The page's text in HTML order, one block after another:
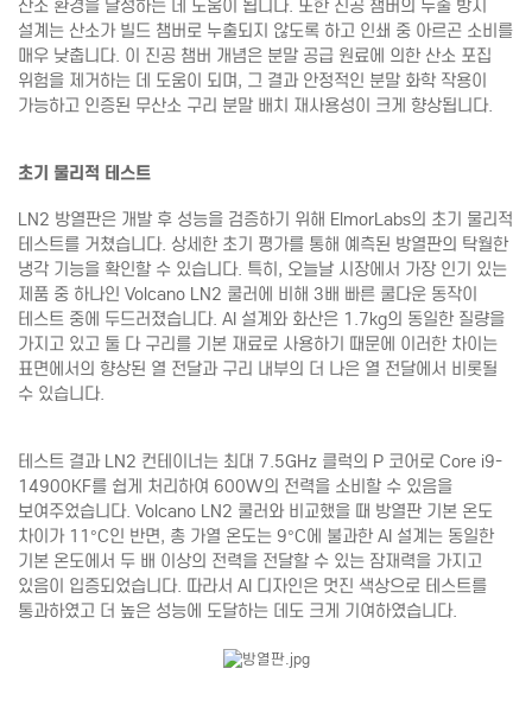
산소 환경을 달성하는 데 도움이 됩니다. 또한 진공 챔버의 누출 방지
설계는 산소가 빌드 챔버로 누출되지 않도록 하고 인쇄 중 아르곤 소비를
매우 낮춥니다. 이 진공 챔버 개념은 분말 공급 원료에 의한 산소 포집
위험을 제거하는 데 도움이 되며, 그 결과 안정적인 분말 화학 작용이
가능하고 인증된 무산소 구리 분말 배치 재사용성이 크게 향상됩니다.
초기 물리적 테스트
LN2 방열판은 개발 후 성능을 검증하기 위해 ElmorLabs의 초기 물리적
테스트를 거쳤습니다. 상세한 초기 평가를 통해 예측된 방열판의 탁월한
냉각 기능을 확인할 수 있습니다. 특히, 오늘날 시장에서 가장 인기 있는
제품 중 하나인 Volcano LN2 쿨러에 비해 3배 빠른 쿨다운 동작이
테스트 중에 두드러졌습니다. AI 설계와 화산은 1.7kg의 동일한 질량을
가지고 있고 둘 다 구리를 기본 재료로 사용하기 때문에 이러한 차이는
표면에서의 향상된 열 전달과 구리 내부의 더 나은 열 전달에서 비롯될
수 있습니다.
테스트 결과 LN2 컨테이너는 최대 7.5GHz 클럭의 P 코어로 Core i9-
14900KF를 쉽게 처리하여 600W의 전력을 소비할 수 있음을
보여주었습니다. Volcano LN2 쿨러와 비교했을 때 방열판 기본 온도
차이가 11°C인 반면, 총 가열 온도는 9°C에 불과한 AI 설계는 동일한
기본 온도에서 두 배 이상의 전력을 전달할 수 있는 잠재력을 가지고
있음이 입증되었습니다. 따라서 AI 디자인은 멋진 색상으로 테스트를
통과하였고 더 높은 성능에 도달하는 데도 크게 기여하였습니다.